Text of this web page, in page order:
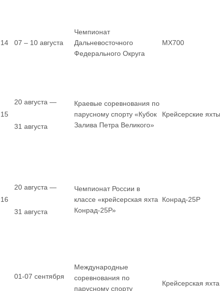
14 07 – 10 августа
Чемпионат
Дальневосточного
Федерального Округа
MX700
15
20 августа —
31 августа
Краевые соревнования по
парусному спорту «Кубок
Залива Петра Великого»
Крейсерские яхты
16
20 августа —
31 августа
Чемпионат России в
классе «крейсерская яхта
Конрад-25Р»
Конрад-25Р
01-07 сентября
Международные
соревнования по
парусному спорту
Крейсерская яхта